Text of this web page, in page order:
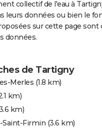
collectif de l'eau à
leurs données ou bien le
sur cette page sont
données.
de Tartigny
Merles (1.8 km)
km)
km)
Saint-Firmin (3.6 km)